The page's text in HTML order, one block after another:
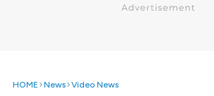
HOME News Video News